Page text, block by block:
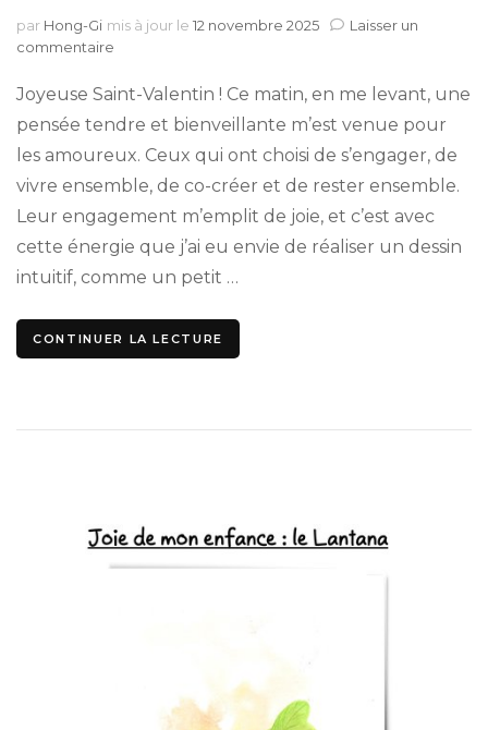
par Hong-Gi mis à jour le 12 novembre 2025
Laisser un
commentaire
Vie
Rose
Joyeuse Saint-Valentin ! Ce matin, en me levant, une
pensée tendre et bienveillante m’est venue pour
les amoureux. Ceux qui ont choisi de s’engager, de
vivre ensemble, de co-créer et de rester ensemble.
Leur engagement m’emplit de joie, et c’est avec
cette énergie que j’ai eu envie de réaliser un dessin
intuitif, comme un petit …
CONTINUER LA LECTURE